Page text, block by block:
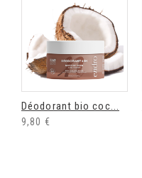
Déodorant bio coc...
9,80 €